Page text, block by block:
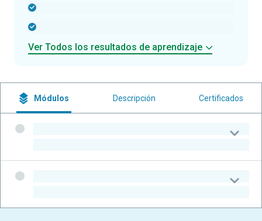
Ver Todos los resultados de aprendizaje
Módulos Descripción Certificados